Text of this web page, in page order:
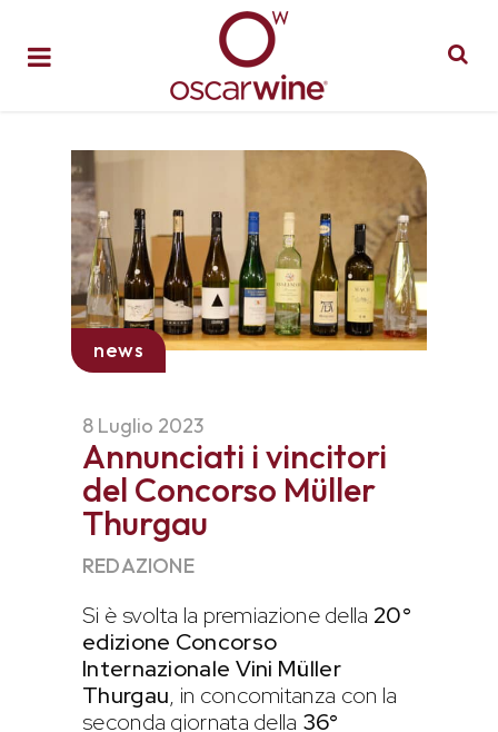
news
8 Luglio 2023
Annunciati i vincitori
del Concorso Müller
Thurgau
REDAZIONE
Si è svolta la premiazione della 20°
edizione Concorso
Internazionale Vini Müller
Thurgau, in concomitanza con la
seconda giornata della 36°